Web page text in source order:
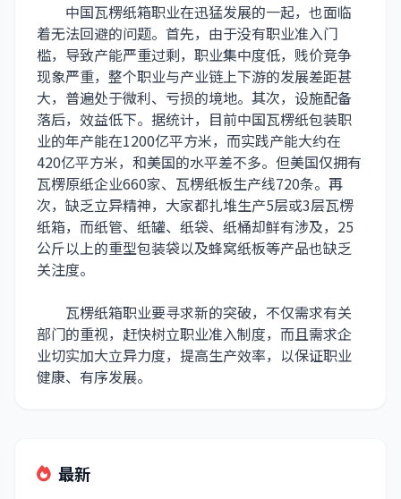
中国瓦楞纸箱职业在迅猛发展的一起，也面临
着无法回避的问题。首先，由于没有职业准入门
槛，导致产能严重过剩，职业集中度低，贱价竞争
现象严重，整个职业与产业链上下游的发展差距甚
大，普遍处于微利、亏损的境地。其次，设施配备
落后，效益低下。据统计，目前中国瓦楞纸包装职
业的年产能在1200亿平方米，而实践产能大约在
420亿平方米，和美国的水平差不多。但美国仅拥有
瓦楞原纸企业660家、瓦楞纸板生产线720条。再
次，缺乏立异精神，大家都扎堆生产5层或3层瓦楞
纸箱，而纸管、纸罐、纸袋、纸桶却鲜有涉及，25
公斤以上的重型包装袋以及蜂窝纸板等产品也缺乏
关注度。
瓦楞纸箱职业要寻求新的突破，不仅需求有关
部门的重视，赶快树立职业准入制度，而且需求企
业切实加大立异力度，提高生产效率，以保证职业
健康、有序发展。
最新